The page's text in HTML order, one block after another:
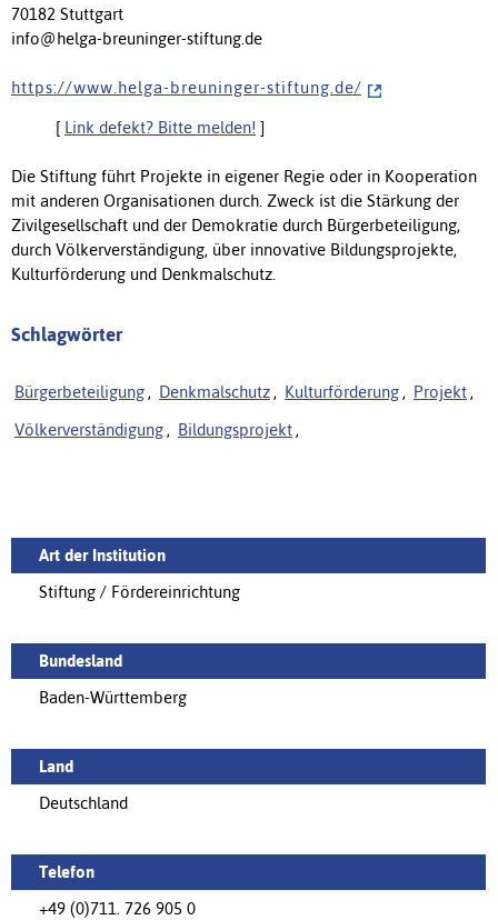
70182 Stuttgart
info@helga-breuninger-stiftung.de
h t t p s : / / w w w . h e l g a - b r e u n i n g e r - s t i f t u n g . d e /
[ Link defekt? Bitte melden! ]
Die Stiftung führt Projekte in eigener Regie oder in Kooperation
mit anderen Organisationen durch. Zweck ist die Stärkung der
Zivilgesellschaft und der Demokratie durch Bürgerbeteiligung,
durch Völkerverständigung, über innovative Bildungsprojekte,
Kulturförderung und Denkmalschutz.
Schlagwörter
Bürgerbeteiligung , Denkmalschutz , Kulturförderung , Projekt ,
Völkerverständigung , Bildungsprojekt ,
Art der Institution
Stiftung / Fördereinrichtung
Bundesland
Baden-Württemberg
Land
Deutschland
Telefon
+49 (0)711. 726 905 0